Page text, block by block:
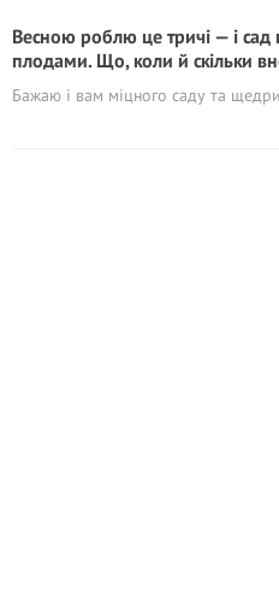
Весною роблю це тричі — і сад
плодами. Що, коли й скільки
Бажаю і вам міцного саду та